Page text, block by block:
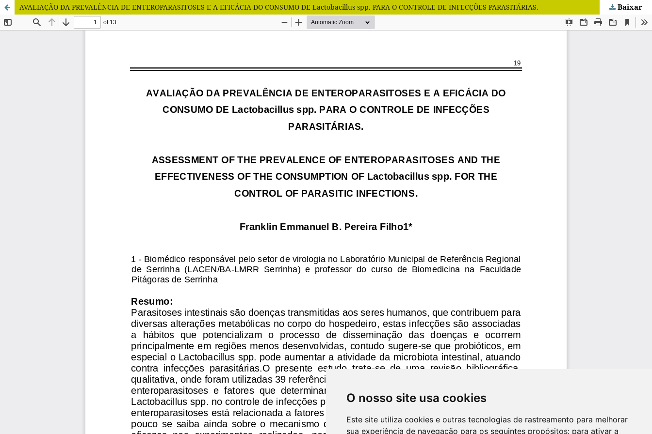
O nosso site usa cookies
Este site utiliza cookies e outras tecnologias de rastreamento para melhorar
sua experiência de navegação para os seguintes propósitos: para ativar a
AVALIAÇÃO DA PREVALÊNCIA DE ENTEROPARASITOSES E A EFICÁCIA DO CONSUMO DE Lactobacillus spp. PARA O CONTROLE DE INFECÇÕES PARASITÁRIAS. Baixar